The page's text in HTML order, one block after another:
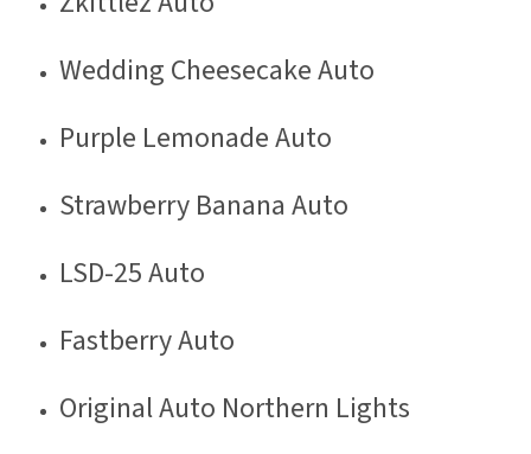
Wedding Cheesecake Auto
Purple Lemonade Auto
Strawberry Banana Auto
LSD-25 Auto
Fastberry Auto
Original Auto Northern Lights